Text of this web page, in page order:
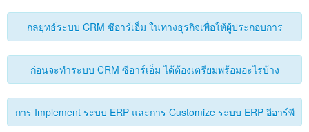
กลยุทธ์ระบบ CRM ซีอาร์เอ็ม ในทางธุรกิจเพื่อให้ผู้ประกอบการ
ก่อนจะทำระบบ CRM ซีอาร์เอ็ม ได้ต้องเตรียมพร้อมอะไรบ้าง
การ Implement ระบบ ERP และการ Customize ระบบ ERP อีอาร์พี